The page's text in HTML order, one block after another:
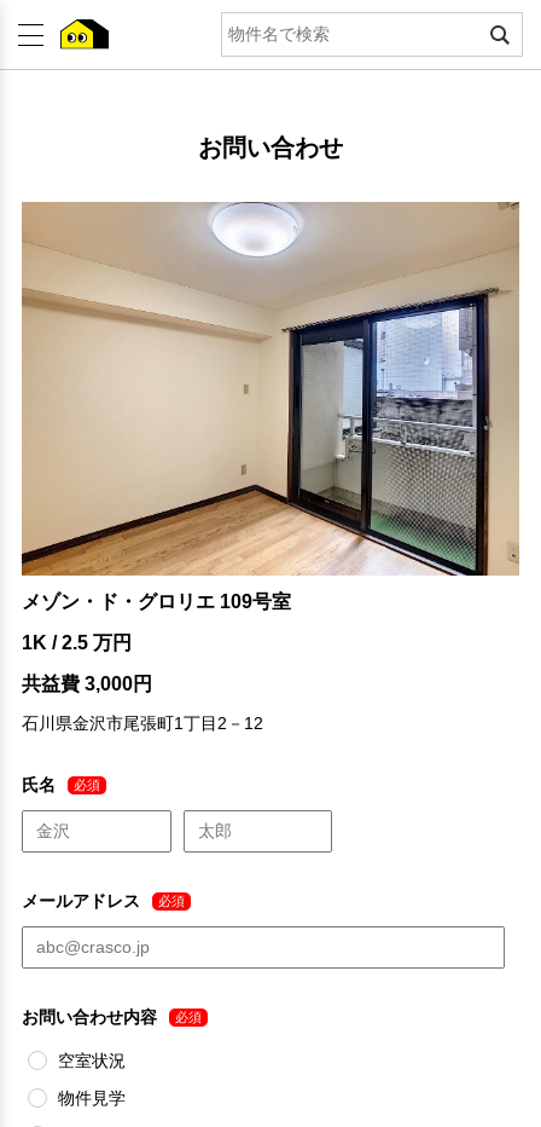
お問い合わせ
メゾン・ド・グロリエ 109号室
1K / 2.5 万円
共益費 3,000円
石川県金沢市尾張町1丁目2－12
氏名 必須
メールアドレス 必須
お問い合わせ内容 必須
空室状況
物件見学